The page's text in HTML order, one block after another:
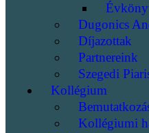
Dugonics
Díjazottak
Partnereink
Szegedi
Kollégium
Kollégiumi